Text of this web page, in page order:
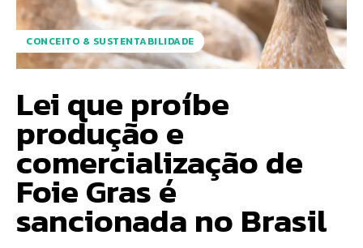
CONCEITO & SUSTENTABILIDADE
Lei que proíbe
produção e
comercialização de
Foie Gras é
sancionada no Brasil